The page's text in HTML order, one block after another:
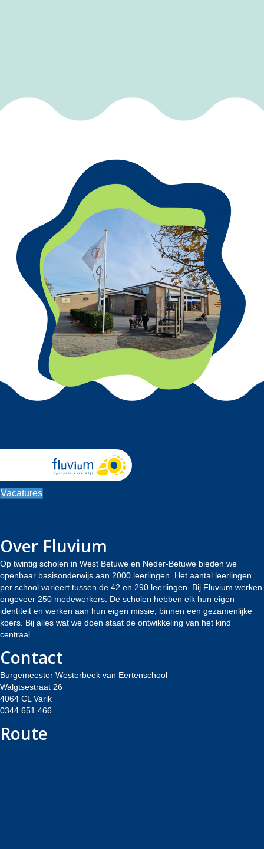
Vacatures
Over Fluvium
Op twintig scholen in West Betuwe en Neder-Betuwe bieden we
openbaar basisonderwijs aan 2000 leerlingen. Het aantal leerlingen
per school varieert tussen de 42 en 290 leerlingen. Bij Fluvium werken
ongeveer 250 medewerkers. De scholen hebben elk hun eigen
identiteit en werken aan hun eigen missie, binnen een gezamenlijke
koers. Bij alles wat we doen staat de ontwikkeling van het kind
centraal.
Contact
Burgemeester Westerbeek van Eertenschool
Walgtsestraat 26
4064 CL Varik
0344 651 466
Route